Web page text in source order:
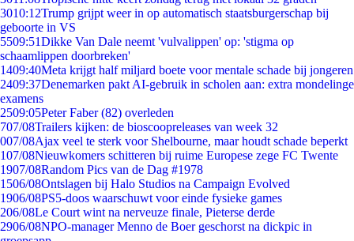
3010:12Trump grijpt weer in op automatisch staatsburgerschap bij
geboorte in VS
5509:51Dikke Van Dale neemt 'vulvalippen' op: 'stigma op
schaamlippen doorbreken'
1409:40Meta krijgt half miljard boete voor mentale schade bij jongeren
2409:37Denemarken pakt AI-gebruik in scholen aan: extra mondelinge
examens
2509:05Peter Faber (82) overleden
707/08Trailers kijken: de bioscoopreleases van week 32
007/08Ajax veel te sterk voor Shelbourne, maar houdt schade beperkt
107/08Nieuwkomers schitteren bij ruime Europese zege FC Twente
1907/08Random Pics van de Dag #1978
1506/08Ontslagen bij Halo Studios na Campaign Evolved
1906/08PS5-doos waarschuwt voor einde fysieke games
206/08Le Court wint na nerveuze finale, Pieterse derde
2906/08NPO-manager Menno de Boer geschorst na dickpic in